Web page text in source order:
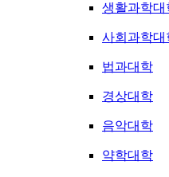
생활과학대
사회과학대
법과대학
경상대학
음악대학
약학대학